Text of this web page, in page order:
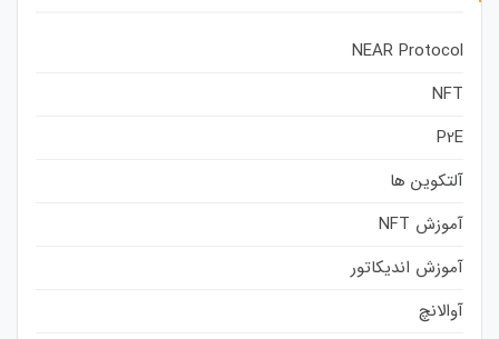
NEAR Protocol
NFT
P2E
آلتکوین ها
آموزش NFT
آموزش اندیکاتور
آوالانچ